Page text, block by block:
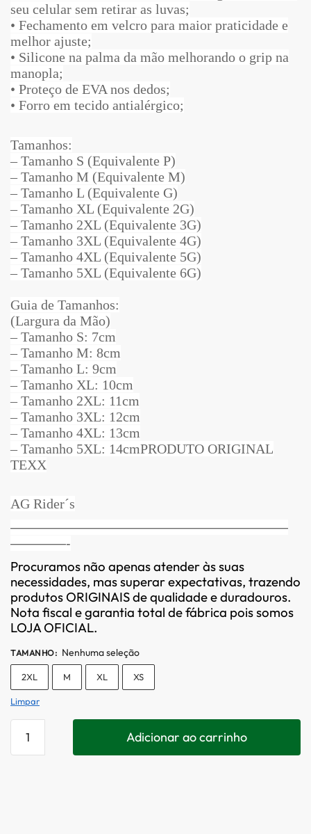
seu celular sem retirar as luvas;
• Fechamento em velcro para maior praticidade e
melhor ajuste;
• Silicone na palma da mão melhorando o grip na
manopla;
• Proteço de EVA nos dedos;
• Forro em tecido antialérgico;
Tamanhos:
– Tamanho S (Equivalente P)
– Tamanho M (Equivalente M)
– Tamanho L (Equivalente G)
– Tamanho XL (Equivalente 2G)
– Tamanho 2XL (Equivalente 3G)
– Tamanho 3XL (Equivalente 4G)
– Tamanho 4XL (Equivalente 5G)
– Tamanho 5XL (Equivalente 6G)
Guia de Tamanhos:
(Largura da Mão)
– Tamanho S: 7cm
– Tamanho M: 8cm
– Tamanho L: 9cm
– Tamanho XL: 10cm
– Tamanho 2XL: 11cm
– Tamanho 3XL: 12cm
– Tamanho 4XL: 13cm
– Tamanho 5XL: 14cmPRODUTO ORIGINAL
TEXX
AG Rider´s
————————————————————
————-
Procuramos não apenas atender às suas
necessidades, mas superar expectativas, trazendo
produtos ORIGINAIS de qualidade e duradouros.
Nota fiscal e garantia total de fábrica pois somos
LOJA OFICIAL.
TAMANHO: Nenhuma seleção
2XL M XL XS
Limpar
Adicionar ao carrinho